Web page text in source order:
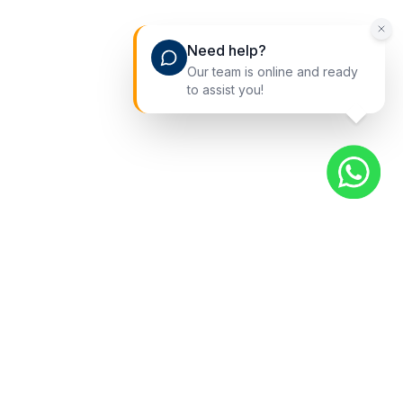
Need help?
Our team is online and ready
to assist you!